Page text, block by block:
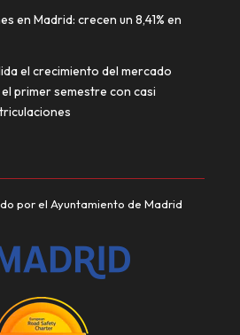
en Madrid: crecen un 8,41% en
el crecimiento del mercado
primer semestre con casi
por el Ayuntamiento de Madrid